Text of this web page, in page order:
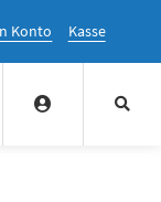
Konto Kasse